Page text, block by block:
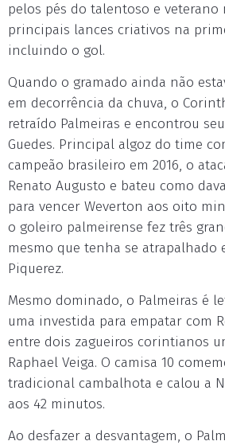
pelos pés do talentoso e veterano
principais lances criativos na
incluindo o gol.
Quando o gramado ainda não
em decorrência da chuva, o
retraído Palmeiras e encontrou
Guedes. Principal algoz do time
campeão brasileiro em 2016, o
Renato Augusto e bateu como
para vencer Weverton aos oito
o goleiro palmeirense fez três
mesmo que tenha se atrapalhado
Piquerez.
Mesmo dominado, o Palmeiras é
uma investida para empatar com
entre dois zagueiros corintianos
Raphael Veiga. O camisa 10
tradicional cambalhota e calou a
aos 42 minutos.
Ao desfazer a desvantagem, o